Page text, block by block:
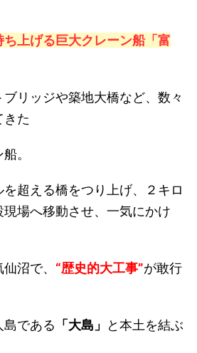
ち上げる巨大クレーン船「富
リッジや築地大橋など、数々
きた
。
超える橋をつり上げ、２キロ
場へ移動させ、一気にかけ
沼で、 “歴史的大工事”が敢行
である 「大島」
と本土を結ぶ